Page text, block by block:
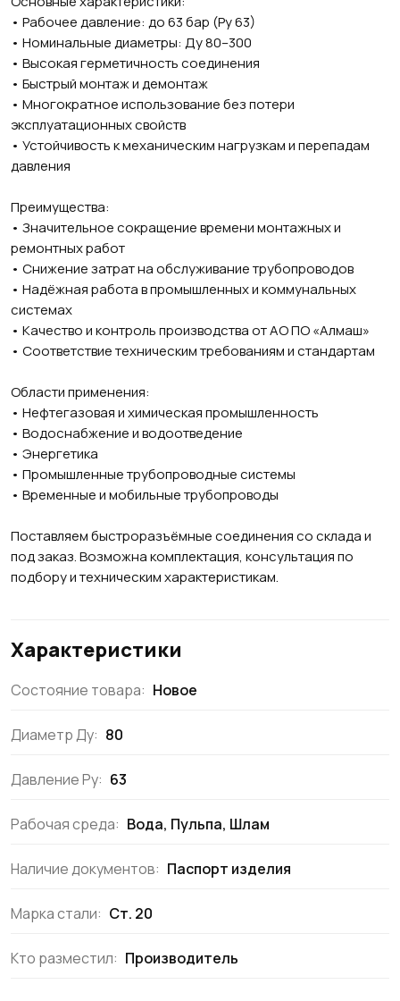
• Рабочее давление: до 63 бар (Ру 63)
• Номинальные диаметры: Ду 80–300
• Высокая герметичность соединения
• Быстрый монтаж и демонтаж
• Многократное использование без потери
эксплуатационных свойств
• Устойчивость к механическим нагрузкам и перепадам
давления
Преимущества:
• Значительное сокращение времени монтажных и
ремонтных работ
• Снижение затрат на обслуживание трубопроводов
• Надёжная работа в промышленных и коммунальных
системах
• Качество и контроль производства от АО ПО «Алмаш»
• Соответствие техническим требованиям и стандартам
Области применения:
• Нефтегазовая и химическая промышленность
• Водоснабжение и водоотведение
• Энергетика
• Промышленные трубопроводные системы
• Временные и мобильные трубопроводы
Поставляем быстроразъёмные соединения со склада и
под заказ. Возможна комплектация, консультация по
подбору и техническим характеристикам.
Характеристики
Состояние товара: Новое
Диаметр Ду: 80
Давление Ру: 63
Рабочая среда: Вода, Пульпа, Шлам
Наличие документов: Паспорт изделия
Марка стали: Ст. 20
Кто разместил: Производитель